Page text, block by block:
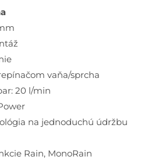
vaňa/sprcha
20 l/min
na jednoduchú údržbu
Rain, MonoRain